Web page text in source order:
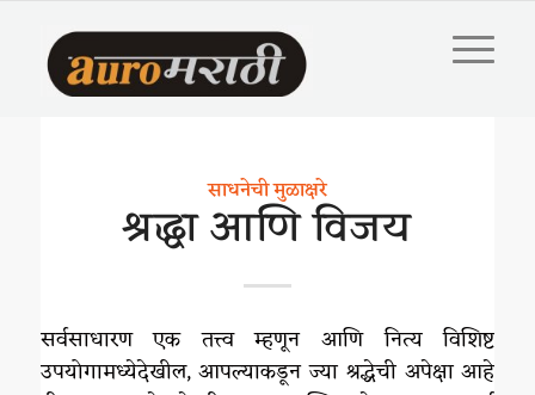
साधनेची मुळाक्षरे
श्रद्धा आणि विजय
सर्वसाधारण एक तत्त्व म्हणून आणि नित्य विशिष्ट
उपयोगामध्येदेखील, आपल्याकडून ज्या श्रद्धेची अपेक्षा आहे